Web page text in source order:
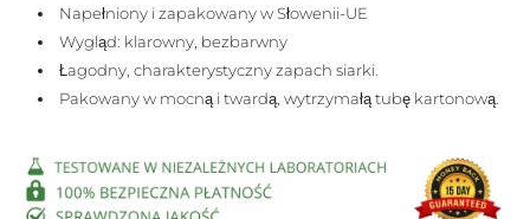
Napełniony i zapakowany w Słowenii-UE
Wygląd: klarowny, bezbarwny
Łagodny, charakterystyczny zapach siarki.
Pakowany w mocną i twardą, wytrzymałą tubę kartonową.